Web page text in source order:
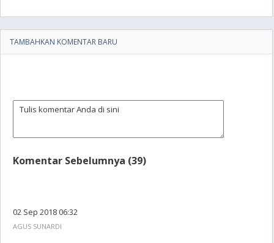
TAMBAHKAN KOMENTAR BARU
Komentar Sebelumnya (39)
02 Sep 2018 06:32
AGUS SUNARDI